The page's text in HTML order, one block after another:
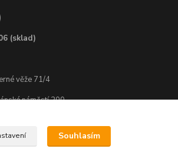
(sklad)
věže 71/4
náměstí 200
Souhlasím